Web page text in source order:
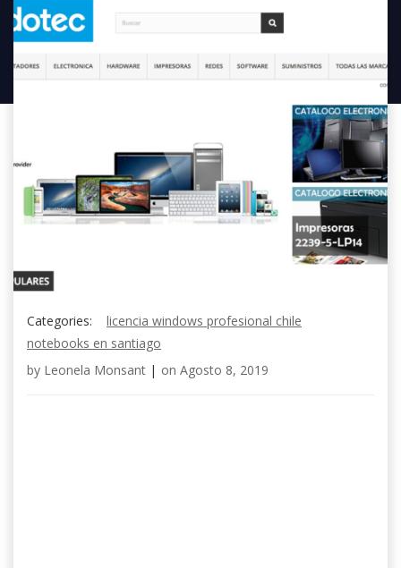
Categories:
licencia windows profesional chile
notebooks en santiago
by Leonela Monsant | on Agosto 8, 2019